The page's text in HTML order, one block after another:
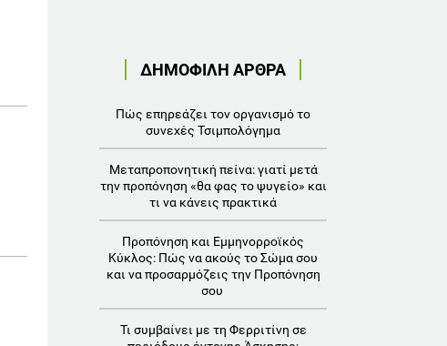
ΔΗΜΟΦΙΛΗ ΑΡΘΡΑ
Πώς επηρεάζει τον οργανισμό το
συνεχές Τσιμπολόγημα
Μεταπροπονητική πείνα: γιατί μετά
την προπόνηση «θα φας το ψυγείο» και
τι να κάνεις πρακτικά
Προπόνηση και Εμμηνορροϊκός
Κύκλος: Πώς να ακούς το Σώμα σου
και να προσαρμόζεις την Προπόνηση
σου
Τι συμβαίνει με τη Φερριτίνη σε